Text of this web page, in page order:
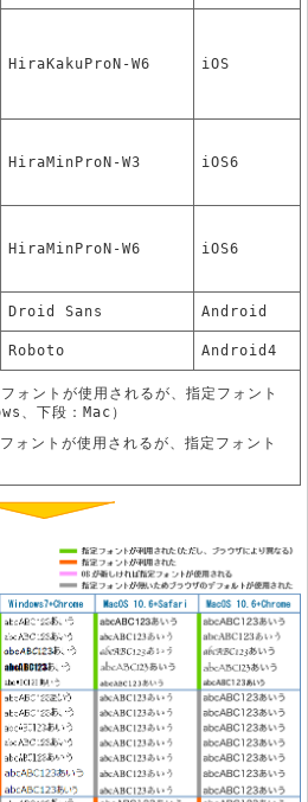
HiraKakuProN-W6 iOS
HiraMinProN-W3 iOS6
HiraMinProN-W6 iOS6
Droid Sans Android
Roboto Android4
ォントが使用されるが、指定フォント
、下段：Mac）
ォントが使用されるが、指定フォント